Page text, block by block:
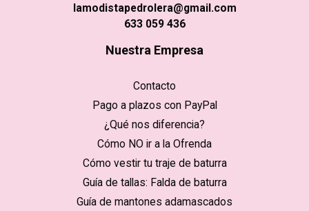
lamodistapedrolera@gmail.com
633 059 436
Nuestra Empresa
Contacto
Pago a plazos con PayPal
¿Qué nos diferencia?
Cómo NO ir a la Ofrenda
Cómo vestir tu traje de baturra
Guía de tallas: Falda de baturra
Guía de mantones adamascados